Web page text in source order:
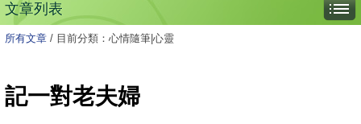
文章列表
所有文章 / 目前分類：心情隨筆|心靈
記一對老夫婦